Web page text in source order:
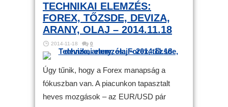
TECHNIKAI ELEMZÉS:
FOREX, TŐZSDE, DEVIZA,
ARANY, OLAJ – 2014.11.18
2014-11-18 0
Úgy tűnik, hogy a Forex manapság a
fókuszban van. A piacunkon tapasztalt
heves mozgások – az EUR/USD pár